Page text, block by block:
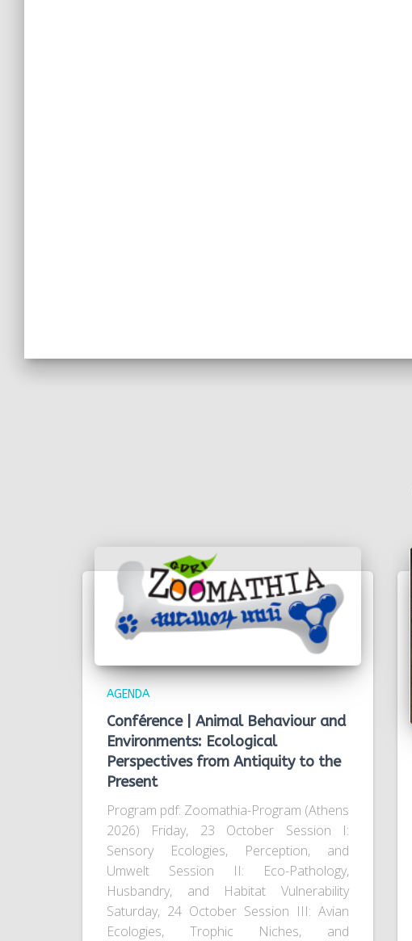
AGENDA
Conférence | Animal Behaviour and
Environments: Ecological
Perspectives from Antiquity to the
Present
Program pdf: Zoomathia-Program (Athens
2026) Friday, 23 October Session I:
Sensory Ecologies, Perception, and
Umwelt Session II: Eco-Pathology,
Husbandry, and Habitat Vulnerability
Saturday, 24 October Session III: Avian
Ecologies, Trophic Niches, and